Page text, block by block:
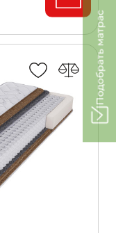
Подобрать матрас